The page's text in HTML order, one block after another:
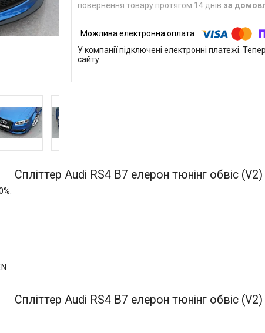
повернення товару протягом 14 днів за
У компанії підключені електронні платежі.
сайту.
Спліттер Audi RS4 B7 елерон тюнінг обвіс (V2)
Спліттер Audi RS4 B7 елерон тюнінг обвіс (V2)